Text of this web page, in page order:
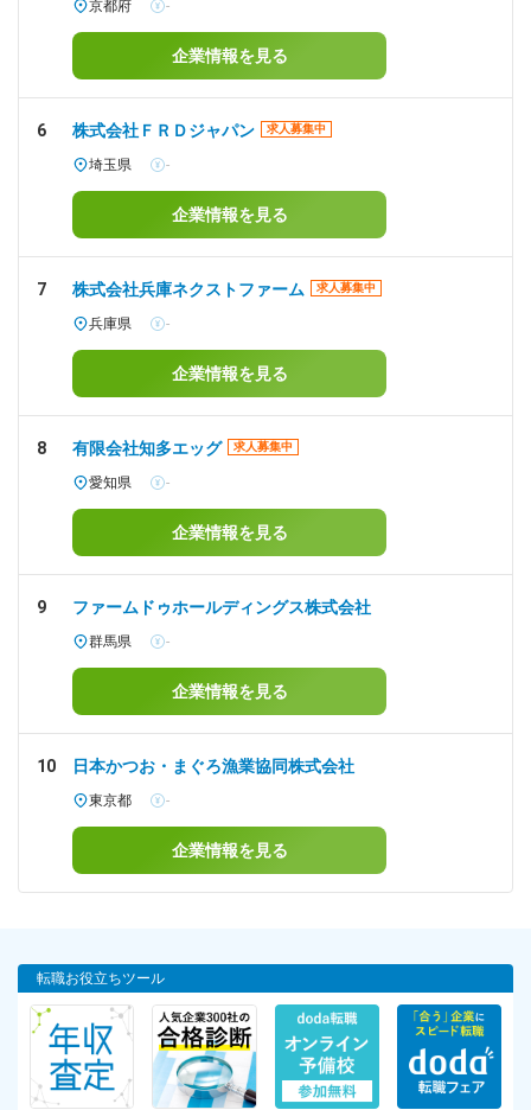
京都府 -
企業情報を見る
6 株式会社ＦＲＤジャパン 求人募集中
埼玉県 -
企業情報を見る
7 株式会社兵庫ネクストファーム 求人募集中
兵庫県 -
企業情報を見る
8 有限会社知多エッグ 求人募集中
愛知県 -
企業情報を見る
9 ファームドゥホールディングス株式会社
群馬県 -
企業情報を見る
10 日本かつお・まぐろ漁業協同株式会社
東京都 -
企業情報を見る
転職お役立ちツール